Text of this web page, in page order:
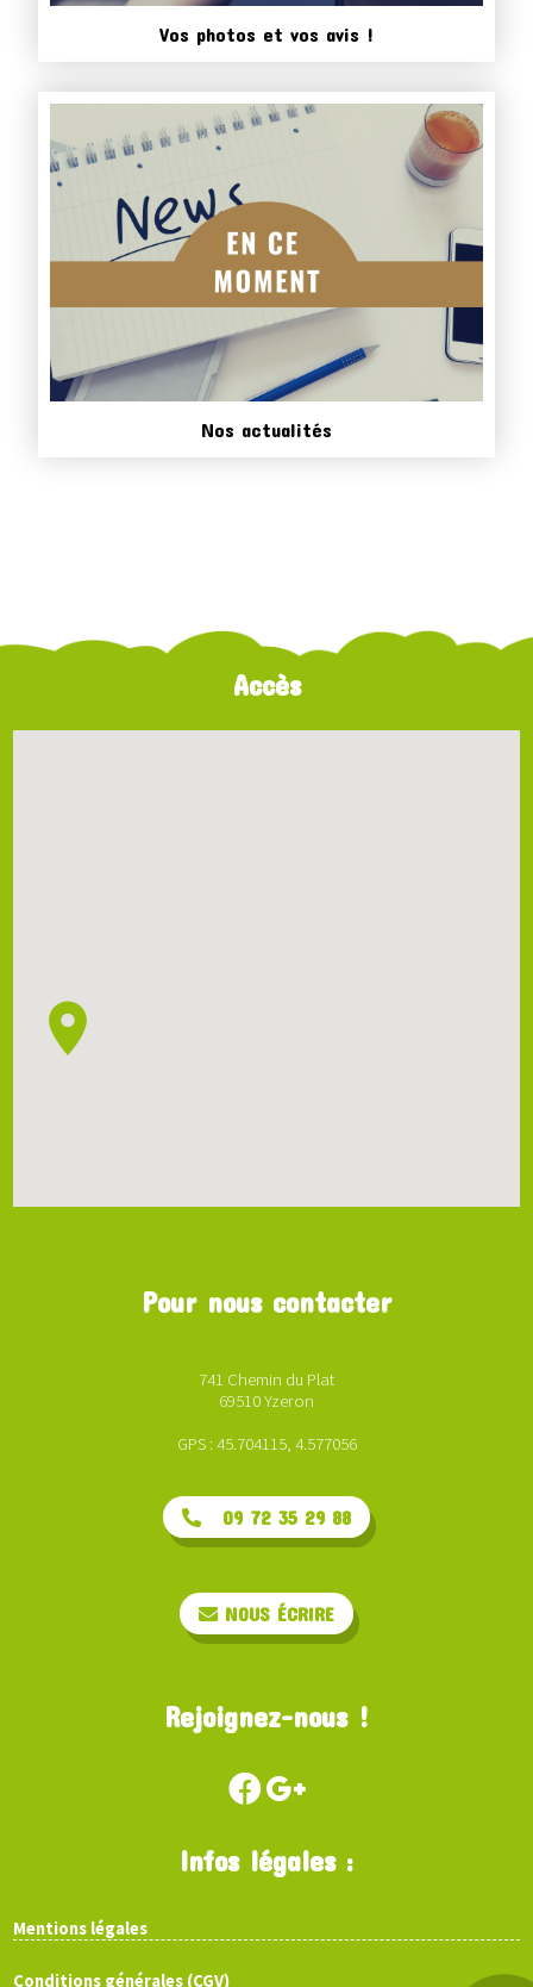
Vos photos et vos avis !
Nos actualités
Accès
Pour nous contacter
741 Chemin du Plat
69510 Yzeron
GPS : 45.704115, 4.577056
09 72 35 29 88
NOUS ÉCRIRE
Rejoignez-nous !
Infos légales :
Mentions légales
Conditions générales (CGV)